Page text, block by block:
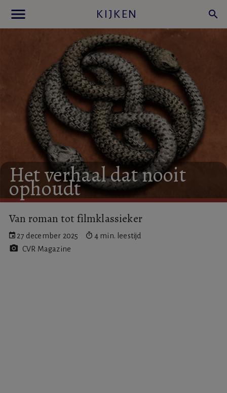
menu KIJKEN search
Hetverhaaldatnooit
ophoudt
Van roman tot filmklassieker
27 december 2025
4 min. leestijd
CVR Magazine